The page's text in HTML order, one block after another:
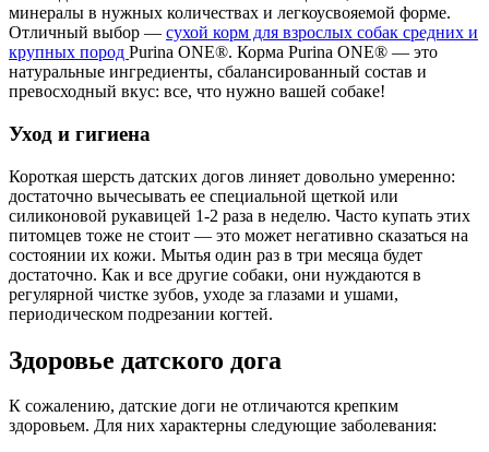
минералы в нужных количествах и легкоусвояемой форме.
Отличный выбор — сухой корм для взрослых собак средних и
крупных пород Purina ONE®. Корма Purina ONE® — это
натуральные ингредиенты, сбалансированный состав и
превосходный вкус: все, что нужно вашей собаке!
Уход и гигиена
Короткая шерсть датских догов линяет довольно умеренно:
достаточно вычесывать ее специальной щеткой или
силиконовой рукавицей 1-2 раза в неделю. Часто купать этих
питомцев тоже не стоит — это может негативно сказаться на
состоянии их кожи. Мытья один раз в три месяца будет
достаточно. Как и все другие собаки, они нуждаются в
регулярной чистке зубов, уходе за глазами и ушами,
периодическом подрезании когтей.
Здоровье датского дога
К сожалению, датские доги не отличаются крепким
здоровьем. Для них характерны следующие заболевания: